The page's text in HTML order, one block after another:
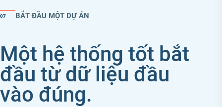
07 BẮT ĐẦU MỘT DỰ ÁN
Một hệ thống tốt bắt
đầu từ dữ liệu đầu
vào đúng.